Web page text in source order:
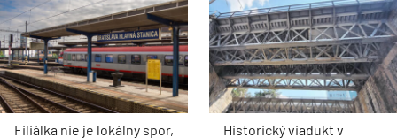
STAVEBNÍCTVO